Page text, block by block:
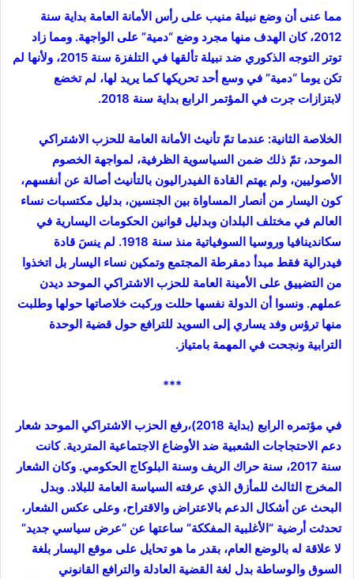
مما عنى أن وضع نبيلة منيب على رأس الأمانة العامة بداية سنة
2012، كان الهدف منها مجرد وضع “دمية” على الواجهة. ومما زاد
توتر التوجه الذكوري ضد نبيلة تألقها في التلفزة سنة 2015، ولأنها لم
تكن يوما “دمية” في وسع أحد تحريكها كما يريد لها، لم تخضع
لابتزازات جرت في المؤتمر الرابع بداية سنة 2018.
الخلاصة الثانية: عندما تمّ تأنيث الأمانة العامة للحزب الاشتراكي
الموحد، تمّ ذلك ضمن السياسوية الظرفية، لمواجهة الخصوم
الأصوليين، ولم يهتم القادة الفيدراليون بالتأنيث أصالة عن أنفسهم،
كون اليسار من أنصار المساواة بين الجنسين، بدليل مكتسبات نساء
العالم في مختلف البلدان وبدليل قوانين الحكومات اليسارية في
سكاندينافيا وروسيا السوفياتية منذ سنة 1918. لم ينسَ قادة
فيدرالية فقط مبدأ دمقرطة المجتمع وتمكين نساء اليسار بل اتخذوا
من التضييق على الأمينة العامة للحزب الاشتراكي الموحد ديدن
عملهم. ونسوا أن الدولة نفسها حللت وركبت خلاصاتها حولها وطلبت
منها ترؤس وفد يساري إلى السويد للترافع حول قضية الوحدة
الترابية ونجحت في المهمة بامتياز.
***
في مؤتمره الرابع (بداية 2018)،رفع الحزب الاشتراكي الموحد شعار
دعم الاحتجاجات الشعبية ضد الأوضاع الاجتماعية المتردية. كانت
سنة 2017، سنة حراك الريف وسنة البلوكاج الحكومي. وكان الشعار
المخرج الثالث للمأزق الذي عرفته السياسة العامة للبلاد. وبدل
البحث عن أشكال الدعم بالاعتراض والاقتراح، وعلى عكس الشعار،
تحدثت أرضية “الأغلبية المفككة” ساعتها عن “عرض سياسي جديد”
لا علاقة له بالوضع العام، بقدر ما هو تحايل على موقع اليسار بلغة
السوق والوساطة بدل لغة القضية العادلة والترافع القانوني